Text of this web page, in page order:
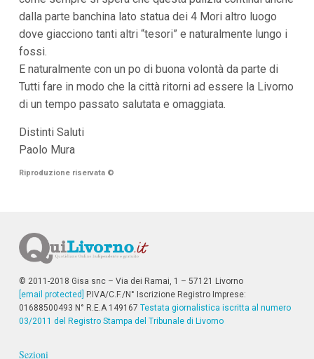
i
n
c
i
p
a
i
a
a
M
i
n
i
p
a
l
a
dalla parte banchina lato statua dei 4 Mori altro luogo
dove giacciono tanti altri “tesori” e naturalmente lungo i
fossi.
E naturalmente con un po di buona volontà da parte di
Tutti fare in modo che la città ritorni ad essere la Livorno
di un tempo passato salutata e omaggiata.
Distinti Saluti
Paolo Mura
Riproduzione riservata ©
© 2011-2018 Gisa snc – Via dei Ramai, 1 – 57121 Livorno
[email protected]
P.IVA/C.F./N° Iscrizione Registro Imprese:
01688500493 N° R.E.A 149167 Testata giornalistica iscritta al numero
03/2011 del Registro Stampa del Tribunale di Livorno
Sezioni